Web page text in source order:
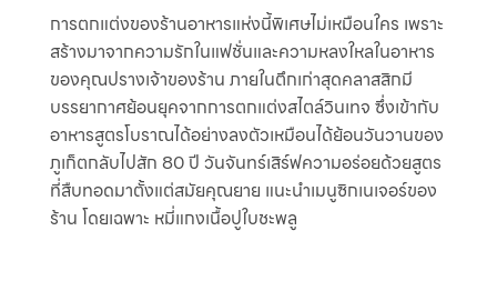
การตกแต่งของร้านอาหารแห่งนี้พิเศษไม่เหมือนใคร เพราะ
สร้างมาจากความรักในแฟชั่นและความหลงใหลในอาหาร
ของคุณปรางเจ้าของร้าน ภายในตึกเก่าสุดคลาสสิกมี
บรรยากาศย้อนยุคจากการตกแต่งสไตล์วินเทจ ซึ่งเข้ากับ
อาหารสูตรโบราณได้อย่างลงตัวเหมือนได้ย้อนวันวานของ
ภูเก็ตกลับไปสัก 80 ปี วันจันทร์เสิร์ฟความอร่อยด้วยสูตร
ที่สืบทอดมาตั้งแต่สมัยคุณยาย แนะนำเมนูซิกเนเจอร์ของ
ร้าน โดยเฉพาะ หมี่แกงเนื้อปูใบชะพลู